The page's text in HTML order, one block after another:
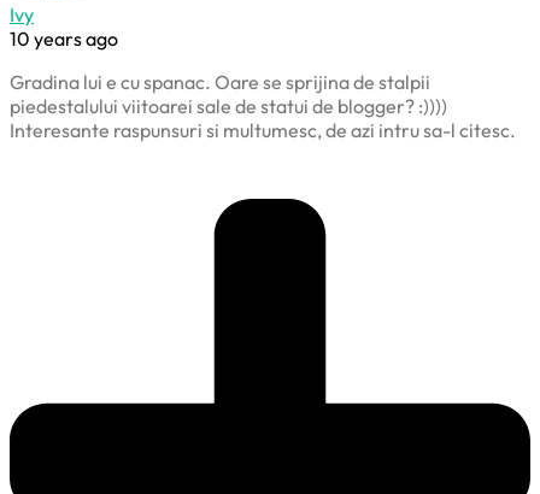
Ivy
10 years ago
Gradina lui e cu spanac. Oare se sprijina de stalpii
piedestalului viitoarei sale de statui de blogger? :))))
Interesante raspunsuri si multumesc, de azi intru sa-l citesc.